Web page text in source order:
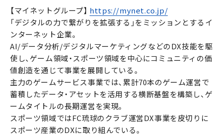
【マイネットグループ】 https://mynet.co.jp/
「デジタルの力で繋がりを拡張する」をミッションとするイ
ンターネット企業。
AI/データ分析/デジタルマーケティングなどのDX技能を駆
使し、ゲーム領域・スポーツ領域を中心にコミュニティの価
値創造を通じて事業を展開している。
主力のゲームサービス事業では、累計70本のゲーム運営で
蓄積したデータ・アセットを活用する横断基盤を構築し、ゲ
ームタイトルの長期運営を実現。
スポーツ領域ではFC琉球のクラブ運営DX事業を皮切りに
スポーツ産業のDXに取り組んでいる。